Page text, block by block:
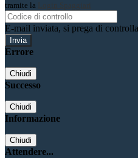
tramite la
Login Spaggiari
E-mail inviata, si prega di
Errore
Chiudi
Successo
Chiudi
Informazione
Chiudi
Attendere...